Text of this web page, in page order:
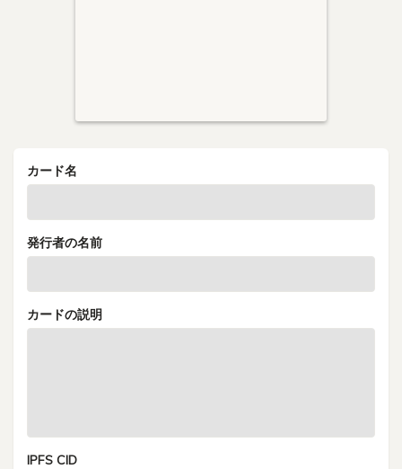
カード名
発行者の名前
カードの説明
IPFS CID